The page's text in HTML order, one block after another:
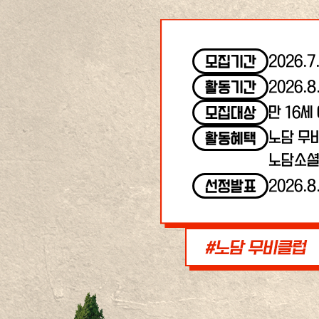
모집기간
활동기간
모집대상
만 16세
활동혜택
노담 무
노담소
선정발표